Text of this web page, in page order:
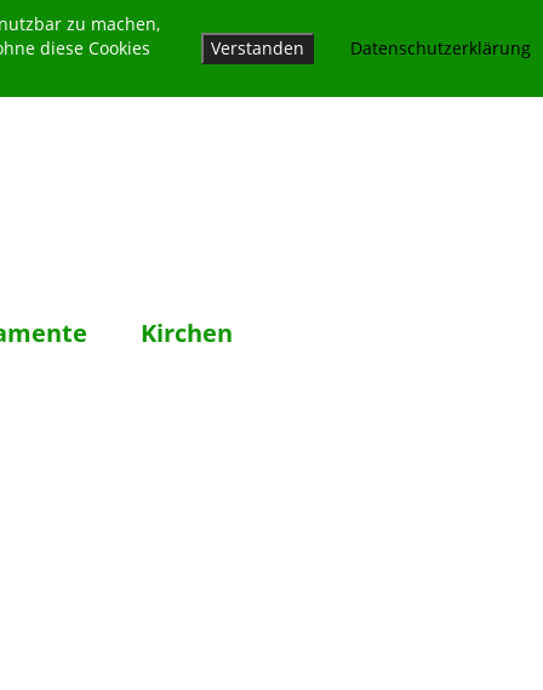
Kirchen
zu machen,
diese Cookies
Verstanden Datenschutzerklärung